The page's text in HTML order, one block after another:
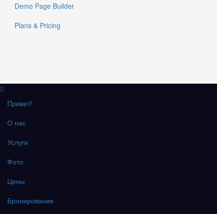
Demo Page Builder
Plans & Pricing
Привет!
О нас
Услуги
Фото
Цены
Бронирование